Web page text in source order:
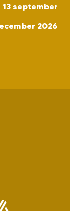
september
2026